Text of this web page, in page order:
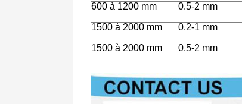
600 à 1200 mm 0.5-2 mm
1500 à 2000 mm 0.2-1 mm
1500 à 2000 mm 0.5-2 mm